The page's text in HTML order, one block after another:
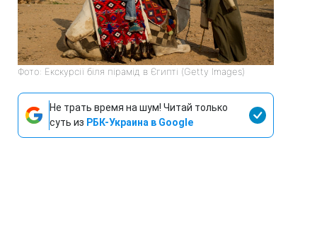
Фото: Екскурсії біля пірамід в Єгипті (Getty Images)
Не трать время на шум! Читай только
суть из РБК-Украина в Google